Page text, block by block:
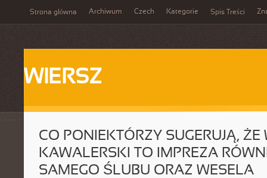
Strona główna Archiwum Czech Kategorie Spis Treści
WIERSZ
CO PONIEKTÓRZY SUGERUJĄ, ŻE
KAWALERSKI TO IMPREZA
SAMEGO ŚLUBU ORAZ WESELA